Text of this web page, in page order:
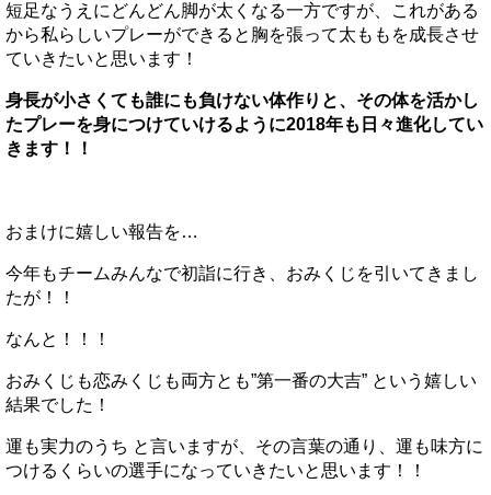
短足なうえにどんどん脚が太くなる一方ですが、これがある
から私らしいプレーができると胸を張って太ももを成長させ
ていきたいと思います！
身長が小さくても誰にも負けない体作りと、その体を活かし
たプレーを身につけていけるように2018年も日々進化してい
きます！！
おまけに嬉しい報告を…
今年もチームみんなで初詣に行き、おみくじを引いてきまし
たが！！
なんと！！！
おみくじも恋みくじも両方とも”第一番の大吉” という嬉しい
結果でした！
運も実力のうち と言いますが、その言葉の通り、運も味方に
つけるくらいの選手になっていきたいと思います！！